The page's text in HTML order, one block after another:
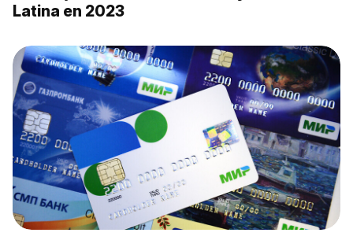
Latina en 2023